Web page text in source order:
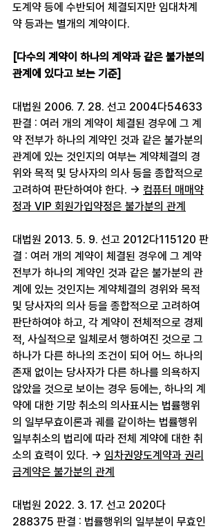
도계약 등에 수반되어 체결되지만 임대차계
약 등과는 별개의 계약이다.
[다수의 계약이 하나의 계약과 같은 불가분의
관계에 있다고 보는 기준]
대법원 2006. 7. 28. 선고 2004다54633
판결 : 여러 개의 계약이 체결된 경우에 그 계
약 전부가 하나의 계약인 것과 같은 불가분의
관계에 있는 것인지의 여부는 계약체결의 경
위와 목적 및 당사자의 의사 등을 종합적으로
고려하여 판단하여야 한다. → 컴퓨터 매매약
정과 VIP 회원가입약정은 불가분의 관계
대법원 2013. 5. 9. 선고 2012다115120 판
결 : 여러 개의 계약이 체결된 경우에 그 계약
전부가 하나의 계약인 것과 같은 불가분의 관
계에 있는 것인지는 계약체결의 경위와 목적
및 당사자의 의사 등을 종합적으로 고려하여
판단하여야 하고, 각 계약이 전체적으로 경제
적, 사실적으로 일체로서 행하여진 것으로 그
하나가 다른 하나의 조건이 되어 어느 하나의
존재 없이는 당사자가 다른 하나를 의욕하지
않았을 것으로 보이는 경우 등에는, 하나의 계
약에 대한 기망 취소의 의사표시는 법률행위
의 일부무효이론과 궤를 같이하는 법률행위
일부취소의 법리에 따라 전체 계약에 대한 취
소의 효력이 있다. → 임차권양도계약과 권리
금계약은 불가분의 관계
대법원 2022. 3. 17. 선고 2020다
288375 판결 : 법률행위의 일부분이 무효인